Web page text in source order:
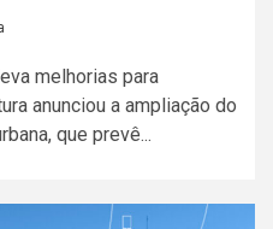
melhorias para
anunciou a ampliação do
que prevê...